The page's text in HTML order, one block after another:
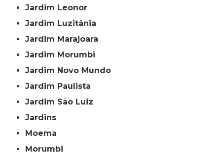
Jardim Leonor
Jardim Luzitânia
Jardim Marajoara
Jardim Morumbi
Jardim Novo Mundo
Jardim Paulista
Jardim São Luiz
Jardins
Moema
Morumbi